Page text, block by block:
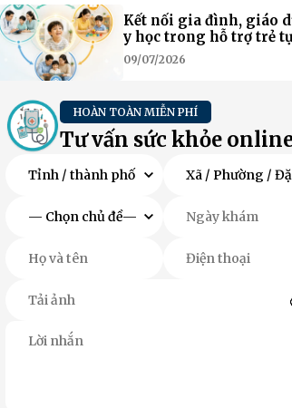
Kết nối gia đình, giáo
y học trong hỗ trợ trẻ
09/07/2026
HOÀN TOÀN MIỄN PHÍ
Tư vấn sức khỏe